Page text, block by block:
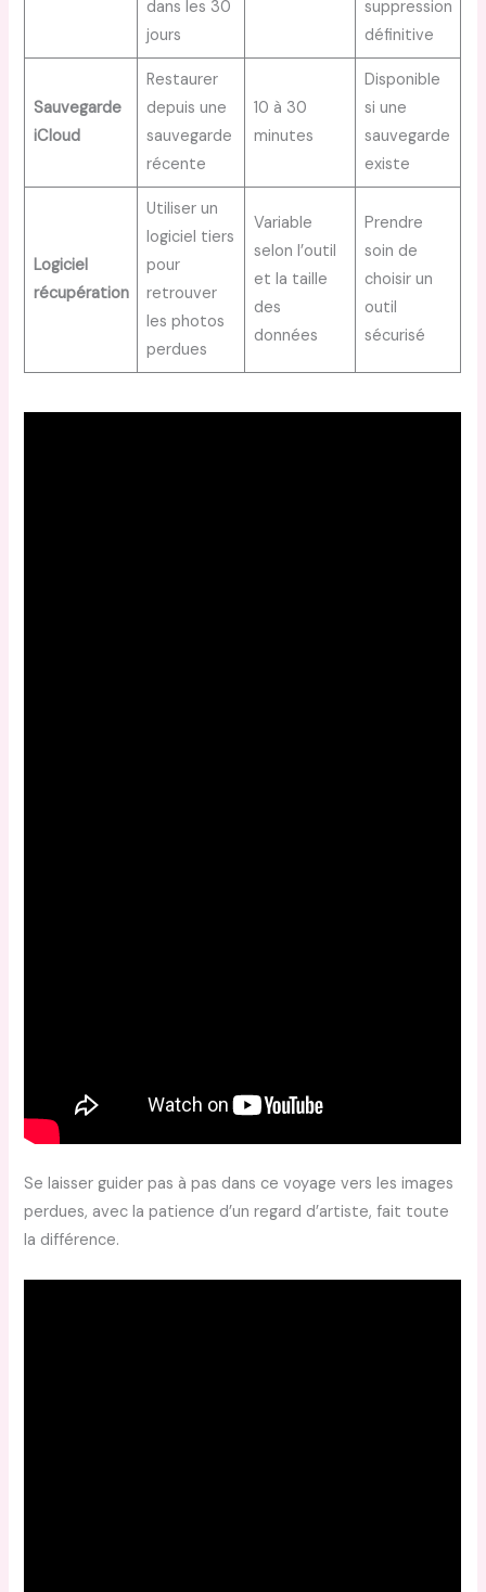
dans les 30
jours
suppression
définitive
Sauvegarde
iCloud
Restaurer
depuis une
sauvegarde
récente
10 à 30
minutes
Disponible
si une
sauvegarde
existe
Logiciel
récupération
Utiliser un
logiciel tiers
pour
retrouver
les photos
perdues
Variable
selon l’outil
et la taille
des
données
Prendre
soin de
choisir un
outil
sécurisé
Se laisser guider pas à pas dans ce voyage vers les images
perdues, avec la patience d’un regard d’artiste, fait toute
la différence.